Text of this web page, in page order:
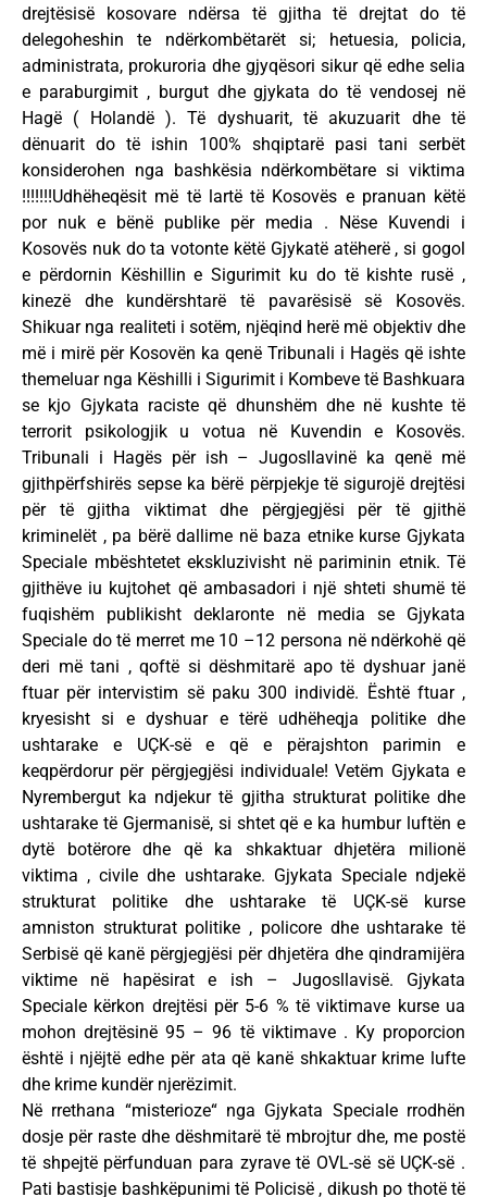
drejtësisë kosovare ndërsa të gjitha të drejtat do të
delegoheshin te ndërkombëtarët si; hetuesia, policia,
administrata, prokuroria dhe gjyqësori sikur që edhe selia
e paraburgimit , burgut dhe gjykata do të vendosej në
Hagë ( Holandë ). Të dyshuarit, të akuzuarit dhe të
dënuarit do të ishin 100% shqiptarë pasi tani serbët
konsiderohen nga bashkësia ndërkombëtare si viktima
!!!!!!!Udhëheqësit më të lartë të Kosovës e pranuan këtë
por nuk e bënë publike për media . Nëse Kuvendi i
Kosovës nuk do ta votonte këtë Gjykatë atëherë , si gogol
e përdornin Këshillin e Sigurimit ku do të kishte rusë ,
kinezë dhe kundërshtarë të pavarësisë së Kosovës.
Shikuar nga realiteti i sotëm, njëqind herë më objektiv dhe
më i mirë për Kosovën ka qenë Tribunali i Hagës që ishte
themeluar nga Këshilli i Sigurimit i Kombeve të Bashkuara
se kjo Gjykata raciste që dhunshëm dhe në kushte të
terrorit psikologjik u votua në Kuvendin e Kosovës.
Tribunali i Hagës për ish – Jugosllavinë ka qenë më
gjithpërfshirës sepse ka bërë përpjekje të sigurojë drejtësi
për të gjitha viktimat dhe përgjegjësi për të gjithë
kriminelët , pa bërë dallime në baza etnike kurse Gjykata
Speciale mbështetet ekskluzivisht në pariminin etnik. Të
gjithëve iu kujtohet që ambasadori i një shteti shumë të
fuqishëm publikisht deklaronte në media se Gjykata
Speciale do të merret me 10 –12 persona në ndërkohë që
deri më tani , qoftë si dëshmitarë apo të dyshuar janë
ftuar për intervistim së paku 300 individë. Është ftuar ,
kryesisht si e dyshuar e tërë udhëheqja politike dhe
ushtarake e UÇK-së e që e përajshton parimin e
keqpërdorur për përgjegjësi individuale! Vetëm Gjykata e
Nyrembergut ka ndjekur të gjitha strukturat politike dhe
ushtarake të Gjermanisë, si shtet që e ka humbur luftën e
dytë botërore dhe që ka shkaktuar dhjetëra milionë
viktima , civile dhe ushtarake. Gjykata Speciale ndjekë
strukturat politike dhe ushtarake të UÇK-së kurse
amniston strukturat politike , policore dhe ushtarake të
Serbisë që kanë përgjegjësi për dhjetëra dhe qindramijëra
viktime në hapësirat e ish – Jugosllavisë. Gjykata
Speciale kërkon drejtësi për 5-6 % të viktimave kurse ua
mohon drejtësinë 95 – 96 të viktimave . Ky proporcion
është i njëjtë edhe për ata që kanë shkaktuar krime lufte
dhe krime kundër njerëzimit.
Në rrethana “misterioze“ nga Gjykata Speciale rrodhën
dosje për raste dhe dëshmitarë të mbrojtur dhe, me postë
të shpejtë përfunduan para zyrave të OVL-së së UÇK-së .
Pati bastisje bashkëpunimi të Policisë , dikush po thotë të